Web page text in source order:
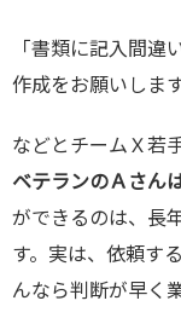
「書類に記入間違
作成をお願いします
などとチームＸ若
ベテランのＡさん
ができるのは、長
す。実は、依頼す
んなら判断が早く